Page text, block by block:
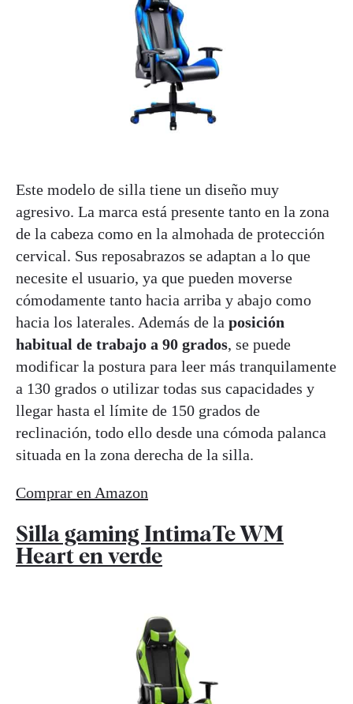
Este modelo de silla tiene un diseño muy
agresivo. La marca está presente tanto en la zona
de la cabeza como en la almohada de protección
cervical. Sus reposabrazos se adaptan a lo que
necesite el usuario, ya que pueden moverse
cómodamente tanto hacia arriba y abajo como
hacia los laterales. Además de la posición
habitual de trabajo a 90 grados, se puede
modificar la postura para leer más tranquilamente
a 130 grados o utilizar todas sus capacidades y
llegar hasta el límite de 150 grados de
reclinación, todo ello desde una cómoda palanca
situada en la zona derecha de la silla.
Comprar en Amazon
Silla gaming IntimaTe WM
Heart en verde